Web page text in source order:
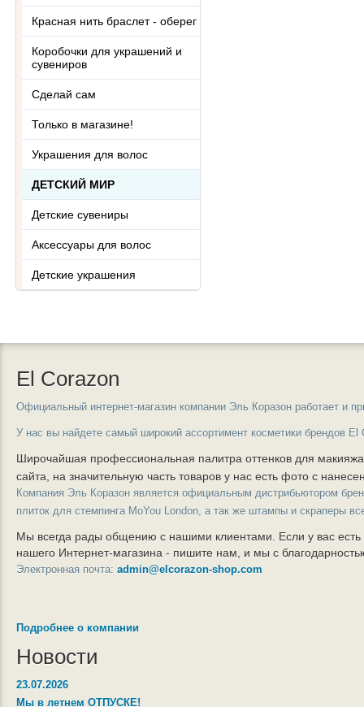
Красная нить браслет - оберег
Коробочки для украшений и
сувениров
Сделай сам
Только в магазине!
Украшения для волос
ДЕТСКИЙ МИР
Детские сувениры
Аксессуары для волос
Детские украшения
El Corazon
Официальный интернет-магазин компании Эль Коразон работает и
У нас вы найдете самый широкий ассортимент косметики брендов El
Широчайшая профессиональная палитра оттенков для
сайта, на значительную часть товаров у нас есть фото с
Компания Эль Коразон является официальным дистрибьютором
плиток для стемпинга MoYou London, а так же штампы и скраперы
Мы всегда рады общению с нашими клиентами. Если у вас
нашего Интернет-магазина - пишите нам, и мы с
Электронная почта: admin@elcorazon-shop.com
Подробнее о компании
Новости
23.07.2026
Мы в летнем ОТПУСКЕ!